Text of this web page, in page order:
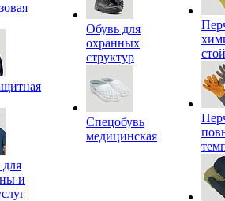
и
Обувь для
охранных
структур
Спецобувь
медицинская